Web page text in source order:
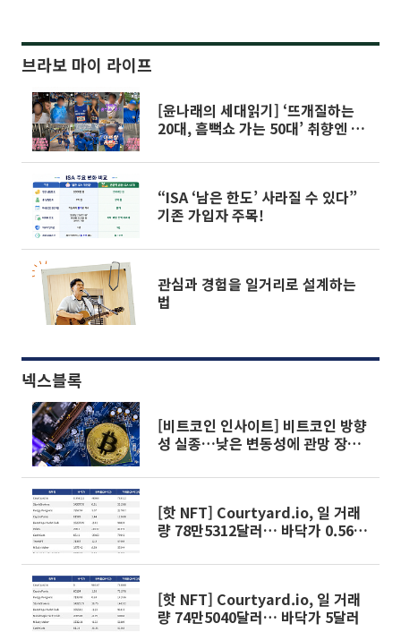
브라보 마이 라이프
[윤나래의 세대읽기] ‘뜨개질하는
20대, 흠뻑쇼 가는 50대’ 취향엔 나
“ISA ‘남은 한도’ 사라질 수 있다”
기존 가입자 주목!
관심과 경험을 일거리로 설계하는
법
넥스블록
[비트코인 인사이트] 비트코인 방향
성 실종…낮은 변동성에 관망 장세
[핫 NFT] Courtyard.io, 일 거래
량 78만5312달러… 바닥가 0.56달
[핫 NFT] Courtyard.io, 일 거래
량 74만5040달러… 바닥가 5달러